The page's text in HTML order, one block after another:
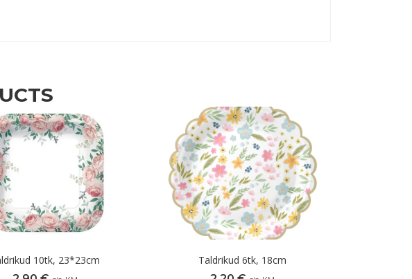
10tk, 23*23cm
Taldrikud 6tk, 18cm